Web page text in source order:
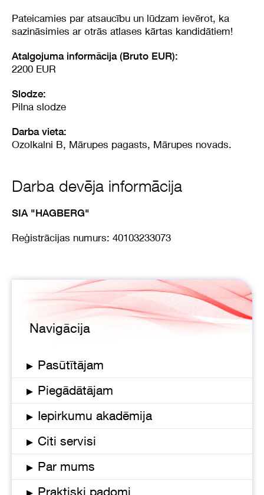
Pateicamies par atsaucību un lūdzam ievērot, ka
sazināsimies ar otrās atlases kārtas kandidātiem!
Atalgojuma informācija (Bruto EUR):
2200 EUR
Slodze:
Pilna slodze
Darba vieta:
Ozolkalni B, Mārupes pagasts, Mārupes novads.
Darba devēja informācija
SIA "HAGBERG"
Reģistrācijas numurs: 40103233073
Navigācija
▸ Pasūtītājam
▸ Piegādātājam
▸ Iepirkumu akadēmija
▸ Citi servisi
▸ Par mums
Praktiski padomi